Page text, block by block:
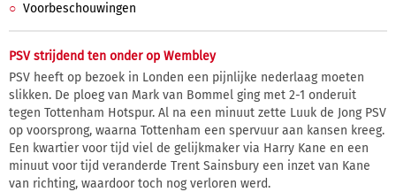
Voorbeschouwingen
PSV strijdend ten onder op Wembley
PSV heeft op bezoek in Londen een pijnlijke nederlaag moeten
slikken. De ploeg van Mark van Bommel ging met 2-1 onderuit
tegen Tottenham Hotspur. Al na een minuut zette Luuk de Jong PSV
op voorsprong, waarna Tottenham een spervuur aan kansen kreeg.
Een kwartier voor tijd viel de gelijkmaker via Harry Kane en een
minuut voor tijd veranderde Trent Sainsbury een inzet van Kane
van richting, waardoor toch nog verloren werd.